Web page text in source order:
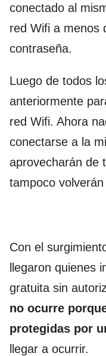
conectado al
red Wifi a menos
contraseña.
Luego de todos
anteriormente
red Wifi. Ahora
conectarse a la
aprovecharán de
tampoco
Con el
llegaron quienes
gratuita sin
no ocurre
protegidas por
llegar a ocurrir.